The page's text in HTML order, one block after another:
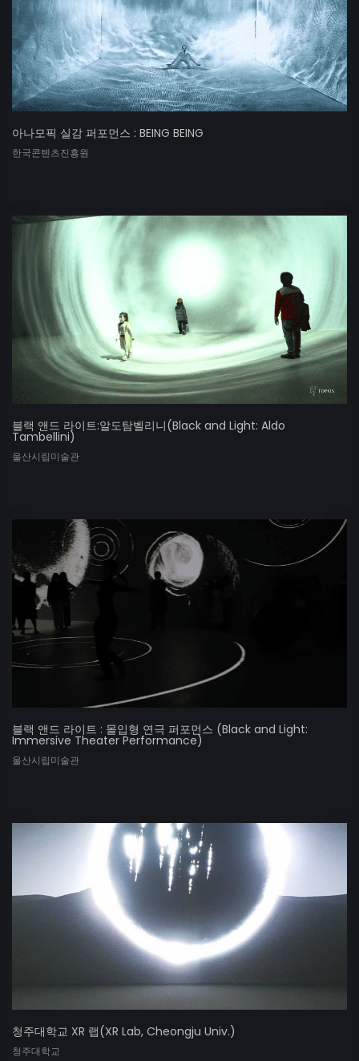
아나모픽 실감 퍼포먼스 : BEING BEING
한국콘텐츠진흥원
블랙 앤드 라이트:알도탐벨리니(Black and Light: Aldo
Tambellini)
울산시립미술관
블랙 앤드 라이트 : 몰입형 연극 퍼포먼스 (Black and Light:
Immersive Theater Performance)
울산시립미술관
청주대학교 XR 랩(XR Lab, Cheongju Univ.)
청주대학교